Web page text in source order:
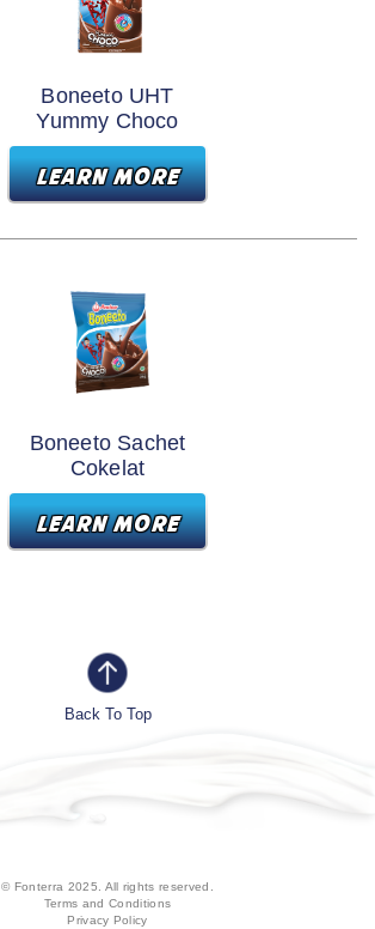
Boneeto UHT
Yummy Choco
LEARN MORE
Boneeto Sachet
Cokelat
LEARN MORE
Back To Top
© Fonterra 2025. All rights reserved.
Terms and Conditions
Privacy Policy